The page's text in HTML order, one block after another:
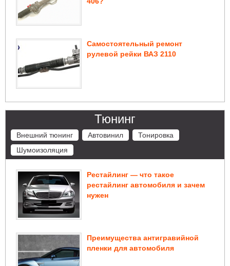
Самостоятельный ремонт
рулевой рейки ВАЗ 2110
Тюнинг
Внешний тюнинг Автовинил
Тонировка
Шумоизоляция
Рестайлинг — что такое
рестайлинг автомобиля и зачем
нужен
Преимущества антигравийной
пленки для автомобиля